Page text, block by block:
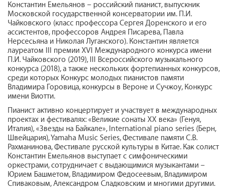
Константин Емельянов – российский пианист, выпускник
Московской государственной консерватории им. П.И.
Чайковского (класс профессора Сергея Доренского и его
ассистентов, профессоров Андрея Писарева, Павла
Нерсесьяна и Николая Луганского). Константин является
лауреатом III премии XVI Международного конкурса имени
П.И. Чайковского (2019), III Всероссийского музыкального
конкурса (2018), а также нескольких фортепианных конкурсов,
среди которых Конкурс молодых пианистов памяти
Владимира Горовица, конкурсы в Вероне и Сучжоу, Конкурс
имени Виотти.
Пианист активно концертирует и участвует в международных
проектах и фестивалях: «Великие сонаты ХХ века» (Генуя,
Италия), «Звезды на Байкале», International piano series (Берн,
Швейцария), Yamaha Music Series, Фестивале памяти С.В.
Рахманинова, Фестивале русской культуры в Китае. Как солист
Константин Емельянов выступает с симфоническими
оркестрами, сотрудничает с выдающимися музыкантами –
Юрием Башметом, Владимиром Федосеевым, Владимиром
Спиваковым, Александром Сладковским и многими другими.